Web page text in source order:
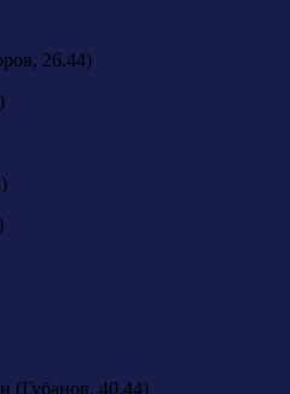
26.44)
(Губанов, 40.44)